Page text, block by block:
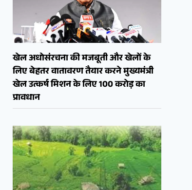
खेल अधोसंरचना की मजबूती और खेलों के
लिए बेहतर वातावरण तैयार करने मुख्यमंत्री
खेल उत्कर्ष मिशन के लिए 100 करोड़ का
प्रावधान